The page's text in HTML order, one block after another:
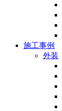
施工事例
外装